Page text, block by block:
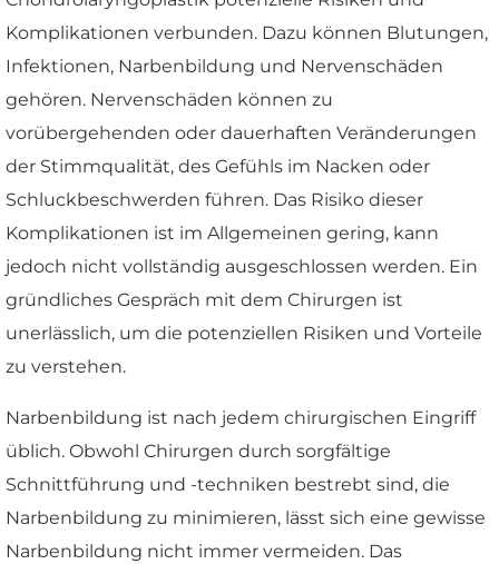
Komplikationen verbunden. Dazu können Blutungen,
Infektionen, Narbenbildung und Nervenschäden
gehören. Nervenschäden können zu
vorübergehenden oder dauerhaften Veränderungen
der Stimmqualität, des Gefühls im Nacken oder
Schluckbeschwerden führen. Das Risiko dieser
Komplikationen ist im Allgemeinen gering, kann
jedoch nicht vollständig ausgeschlossen werden. Ein
gründliches Gespräch mit dem Chirurgen ist
unerlässlich, um die potenziellen Risiken und Vorteile
zu verstehen.
Narbenbildung ist nach jedem chirurgischen Eingriff
üblich. Obwohl Chirurgen durch sorgfältige
Schnittführung und -techniken bestrebt sind, die
Narbenbildung zu minimieren, lässt sich eine gewisse
Narbenbildung nicht immer vermeiden. Das